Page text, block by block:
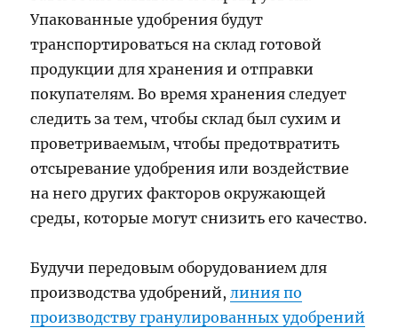
Упакованные удобрения будут
транспортироваться на склад готовой
продукции для хранения и отправки
покупателям. Во время хранения следует
следить за тем, чтобы склад был сухим и
проветриваемым, чтобы предотвратить
отсыревание удобрения или воздействие
на него других факторов окружающей
среды, которые могут снизить его качество.
Будучи передовым оборудованием для
производства удобрений,линия по
производству гранулированных удобрений